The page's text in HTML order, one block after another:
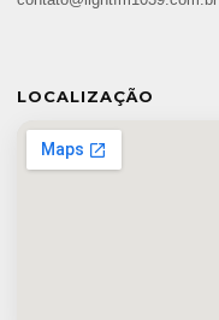
LOCALIZAÇÃO